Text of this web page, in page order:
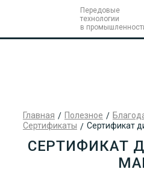
Передовые
технологии
в
Главная Полезное
Сертификаты
Сертификат
СЕРТИФИКАТ